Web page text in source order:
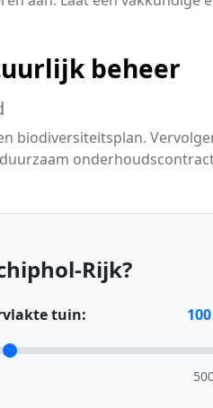
beheer
biodiversiteitsplan.
Rijk?
tuin: 100